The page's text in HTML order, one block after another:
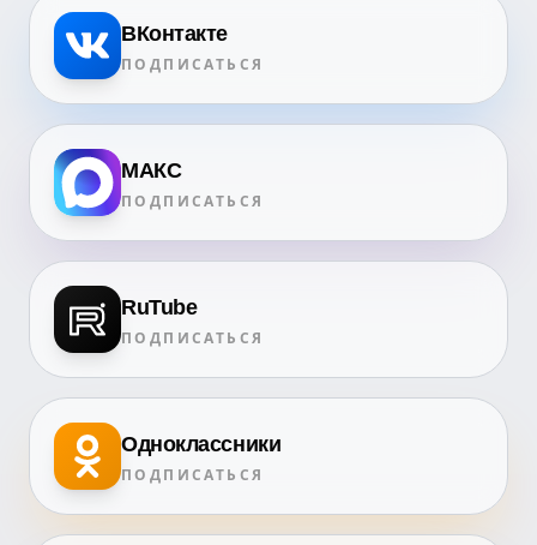
ВКонтакте
ПОДПИСАТЬСЯ
МАКС
ПОДПИСАТЬСЯ
RuTube
ПОДПИСАТЬСЯ
Одноклассники
ПОДПИСАТЬСЯ